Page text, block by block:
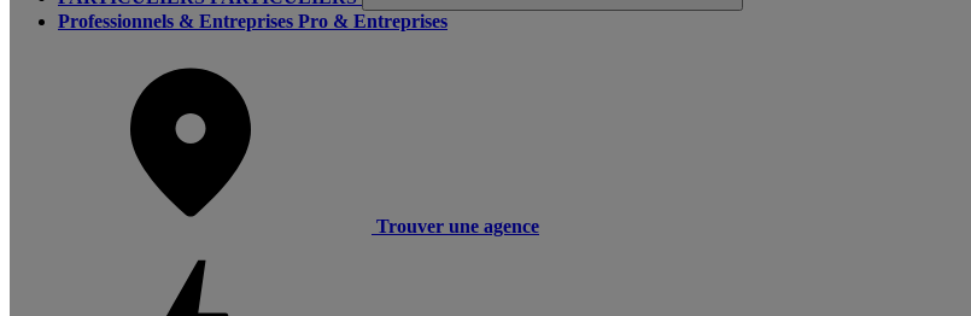
Professionnels & Entreprises Pro & Entreprises
Trouver une agence